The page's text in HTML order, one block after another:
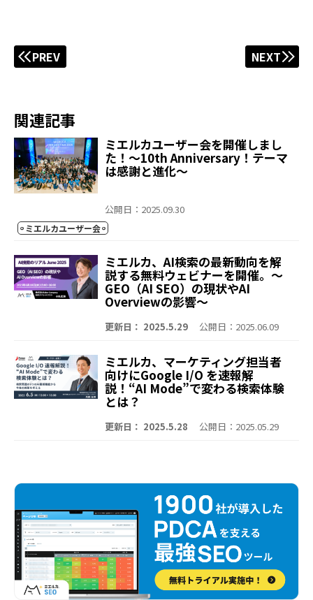
PREV NEXT
関連記事
ミエルカユーザー会を開催しまし
た！～10th Anniversary！テーマ
は感謝と進化～
公開日：2025.09.30
ミエルカユーザー会
ミエルカ、AI検索の最新動向を解
説する無料ウェビナーを開催。～
GEO（AI SEO）の現状やAI
Overviewの影響～
更新日： 2025.5.29 公開日：2025.06.09
ミエルカ、マーケティング担当者
向けにGoogle I/O を速報解
説！“AI Mode”で変わる検索体験
とは？
更新日： 2025.5.28 公開日：2025.05.29